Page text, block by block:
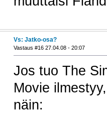
Vs: Jatko-osa?
Vastaus #16 27.04.08 - 20:07
Jos tuo The
Movie
näin: